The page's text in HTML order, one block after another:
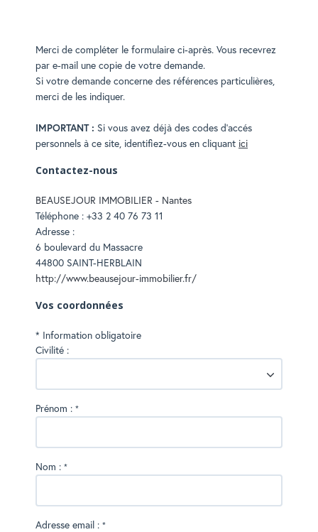
Merci de compléter le formulaire ci-après. Vous recevrez
par e-mail une copie de votre demande.
Si votre demande concerne des références particulières,
merci de les indiquer.
IMPORTANT : Si vous avez déjà des codes d'accés
personnels à ce site, identifiez-vous en cliquant ici
Contactez-nous
BEAUSEJOUR IMMOBILIER - Nantes
Téléphone : +33 2 40 76 73 11
Adresse :
6 boulevard du Massacre
44800 SAINT-HERBLAIN
http://www.beausejour-immobilier.fr/
Vos coordonnées
* Information obligatoire
Civilité :
Prénom : *
Nom : *
Adresse email : *